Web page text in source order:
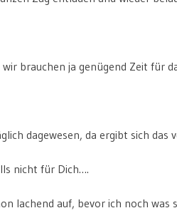
wir brauchen ja genügend Zeit für
dagewesen, da ergibt sich
nicht für Dich….
lachend auf, bevor ich noch was